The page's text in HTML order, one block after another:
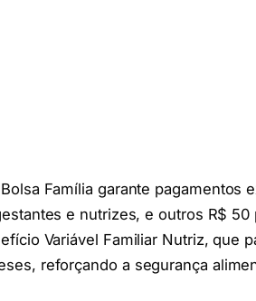
Família garante pagamentos
e nutrizes, e outros R$
Variável Familiar Nutriz, que
reforçando a segurança